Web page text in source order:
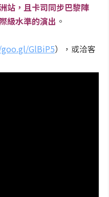
站，且卡司同步巴黎陣
級水準的演出 。
GlBiP5），或洽客